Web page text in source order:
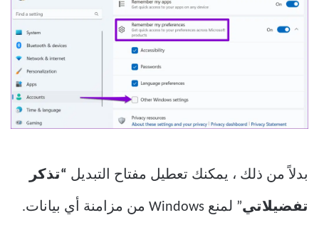
بدلاً من ذلك ، يمكنك تعطيل مفتاح التبديل “تذكر
تفضيلاتي” لمنع Windows من مزامنة أي بيانات.